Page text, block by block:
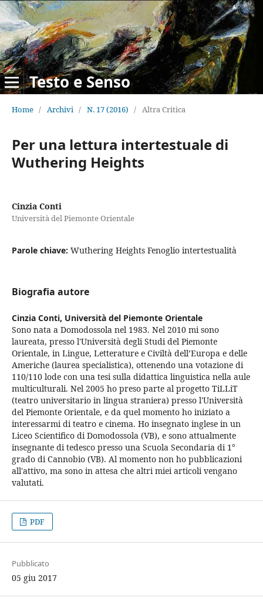
Testo e Senso
Home / Archivi / N. 17 (2016) / Altra Critica
Per una lettura intertestuale di
Wuthering Heights
Cinzia Conti
Università del Piemonte Orientale
Parole chiave: Wuthering Heights Fenoglio intertestualità
Biografia autore
Cinzia Conti, Università del Piemonte Orientale
Sono nata a Domodossola nel 1983. Nel 2010 mi sono
laureata, presso l'Università degli Studi del Piemonte
Orientale, in Lingue, Letterature e Civiltà dell’Europa e delle
Americhe (laurea specialistica), ottenendo una votazione di
110/110 lode con una tesi sulla didattica linguistica nella aule
multiculturali. Nel 2005 ho preso parte al progetto TiLLiT
(teatro universitario in lingua straniera) presso l'Università
del Piemonte Orientale, e da quel momento ho iniziato a
interessarmi di teatro e cinema. Ho insegnato inglese in un
Liceo Scientifico di Domodossola (VB), e sono attualmente
insegnante di tedesco presso una Scuola Secondaria di 1°
grado di Cannobio (VB). Al momento non ho pubblicazioni
all'attivo, ma sono in attesa che altri miei articoli vengano
valutati.
PDF
Pubblicato
05 giu 2017